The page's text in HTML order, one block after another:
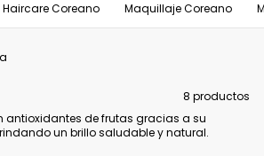
Haircare Coreano Maquillaje Coreano
8 productos
antioxidantes de frutas gracias a su
un brillo saludable y natural.